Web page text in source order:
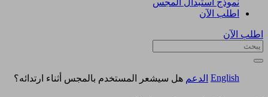
نموذج استبدال المجس
اطلب الآن
اطلب الآن
English الدعم هل سيشعر المستخدم بالمجس أثناء ارتدائه؟